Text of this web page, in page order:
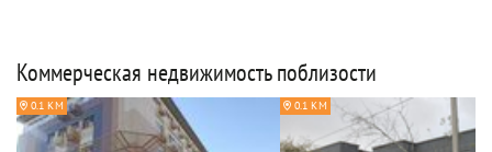
Коммерческая недвижимость поблизости
0.1 КМ 0.1 КМ